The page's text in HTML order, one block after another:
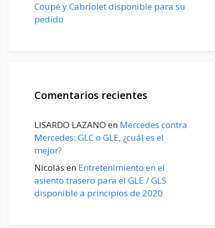
Coupé y Cabriolet disponible para su
pedido
Comentarios recientes
LISARDO LAZANO en Mercedes contra
Mercedes: GLC o GLE, ¿cuál es el
mejor?
Nicolás en Entretenimiento en el
asiento trasero para el GLE / GLS
disponible a principios de 2020